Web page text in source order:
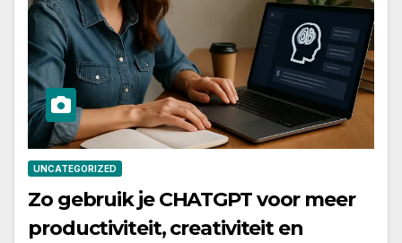
UNCATEGORIZED
Zo gebruik je CHATGPT voor meer
productiviteit, creativiteit en